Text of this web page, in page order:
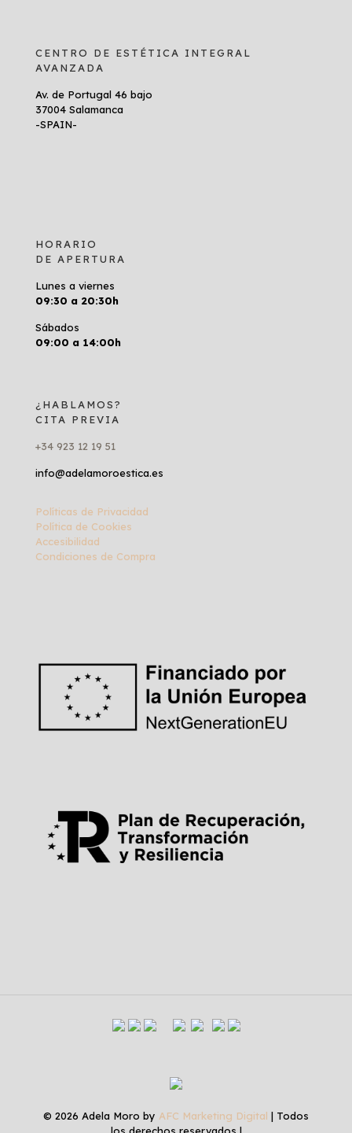
CENTRO DE ESTÉTICA INTEGRAL
AVANZADA
Av. de Portugal 46 bajo
37004 Salamanca
-SPAIN-
HORARIO
DE APERTURA
Lunes a viernes
09:30 a 20:30h
Sábados
09:00 a 14:00h
¿HABLAMOS?
CITA PREVIA
+34 923 12 19 51
info@adelamoroestica.es
Políticas de Privacidad
Política de Cookies
Accesibilidad
Condiciones de Compra
© 2026 Adela Moro by AFC Marketing Digital | Todos